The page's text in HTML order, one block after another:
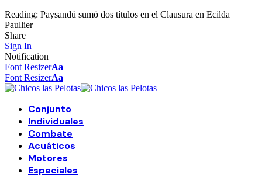
Reading: Paysandú sumó dos títulos en el Clausura en Ecilda
Paullier
Share
Sign In
Notification
Font ResizerAa
Font ResizerAa
Conjunto
Individuales
Combate
Acuáticos
Motores
Especiales